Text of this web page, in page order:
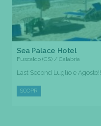
Sea Palace Hotel
Fuscaldo (CS) / Calabria
Last Second Luglio e Agosto!!
SCOPRI